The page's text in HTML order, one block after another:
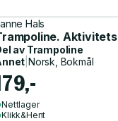
Hals
av Trampoline
Norsk, Bokmål
Nettlager
Klikk&Hent